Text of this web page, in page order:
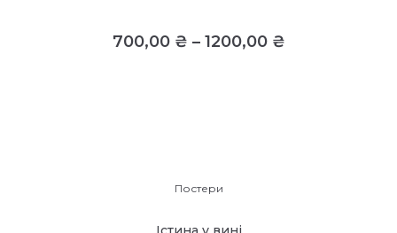
700,00 ₴ – 1200,00 ₴
Постери